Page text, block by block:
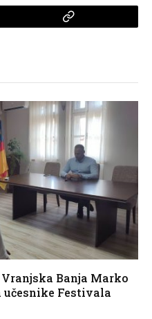
Copy
Banja Marko
Festivala